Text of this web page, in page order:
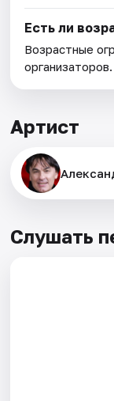
Есть ли
Возрастные
организаторов.
Артист
Слушать